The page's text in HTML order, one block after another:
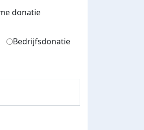
donatie
Bedrijfsdonatie